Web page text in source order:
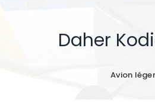
Daher
Avion léger